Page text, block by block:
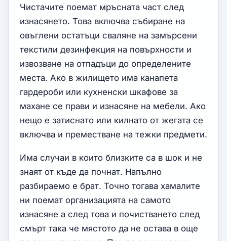
Чистачите поемат мръсната част след
изнасянето. Това включва събиране на
овъглени остатъци сваляне на замърсени
текстили дезинфекция на повърхности и
извозване на отпадъци до определените
места. Ако в жилището има канапета
гардероби или кухненски шкафове за
махане се прави и изнасяне на мебели. Ако
нещо е затиснато или килнато от жегата се
включва и преместване на тежки предмети.
Има случаи в които близките са в шок и не
знаят от къде да почнат. Напълно
разбираемо е брат. Точно тогава хамалите
ни поемат организацията на самото
изнасяне а след това и почистването след
смърт така че мястото да не остава в още